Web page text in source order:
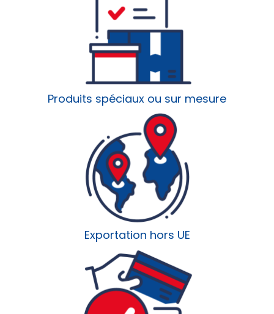
Produits spéciaux ou sur mesure
Exportation hors UE